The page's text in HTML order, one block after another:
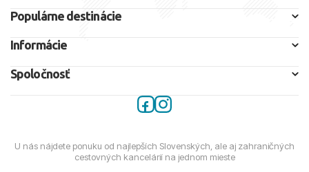
Populárne destinácie
Informácie
Spoločnosť
U nás nájdete ponuku od najlepších Slovenských, ale aj zahraničných
cestovných kancelárií na jednom mieste